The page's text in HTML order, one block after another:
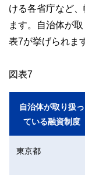
ける各省庁など
ます。自治体が
表7が挙げられま
図表7
自治体が取り扱っ
ている融資制度
東京都